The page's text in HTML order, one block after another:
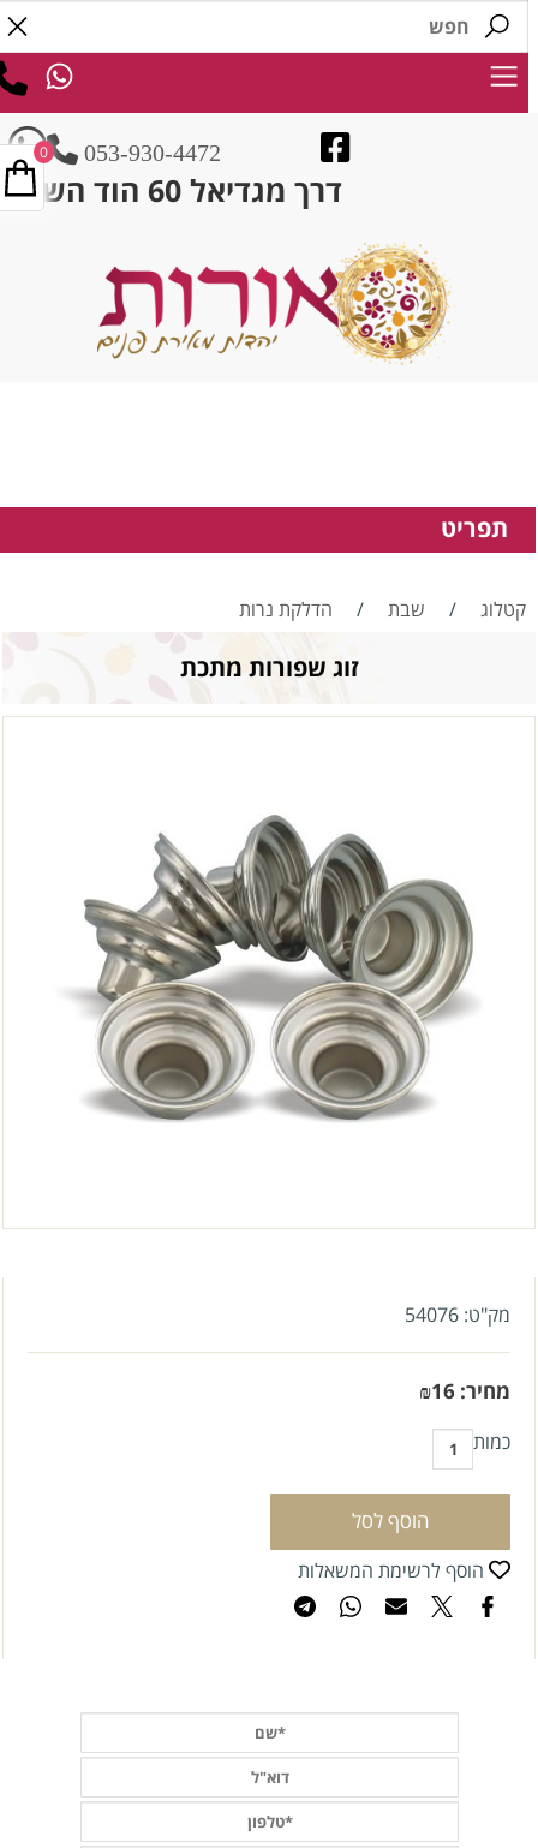
053-930-4472
דרך מגדיאל 60 הוד השרון
תפריט
קטלוג / שבת / הדלקת נרות
זוג שפורות מתכת
מק"ט: 54076
מחיר: ₪16
כמות
הוסף לסל
הוסף לרשימת המשאלות
0